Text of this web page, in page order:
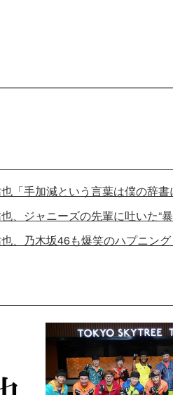
「手加減という言葉は僕の辞
、ジャニーズの先輩に吐いた“
、乃木坂46も爆笑のハプニン